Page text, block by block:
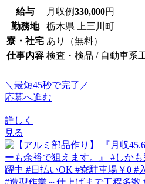
給与 月収例330,000円
勤務地
栃木県 上三川町
寮・社宅 あり（無料）
仕事内容 検査・検品 / 自動車系
＼最短45秒で完了／
応募へ進む
詳しく
見る